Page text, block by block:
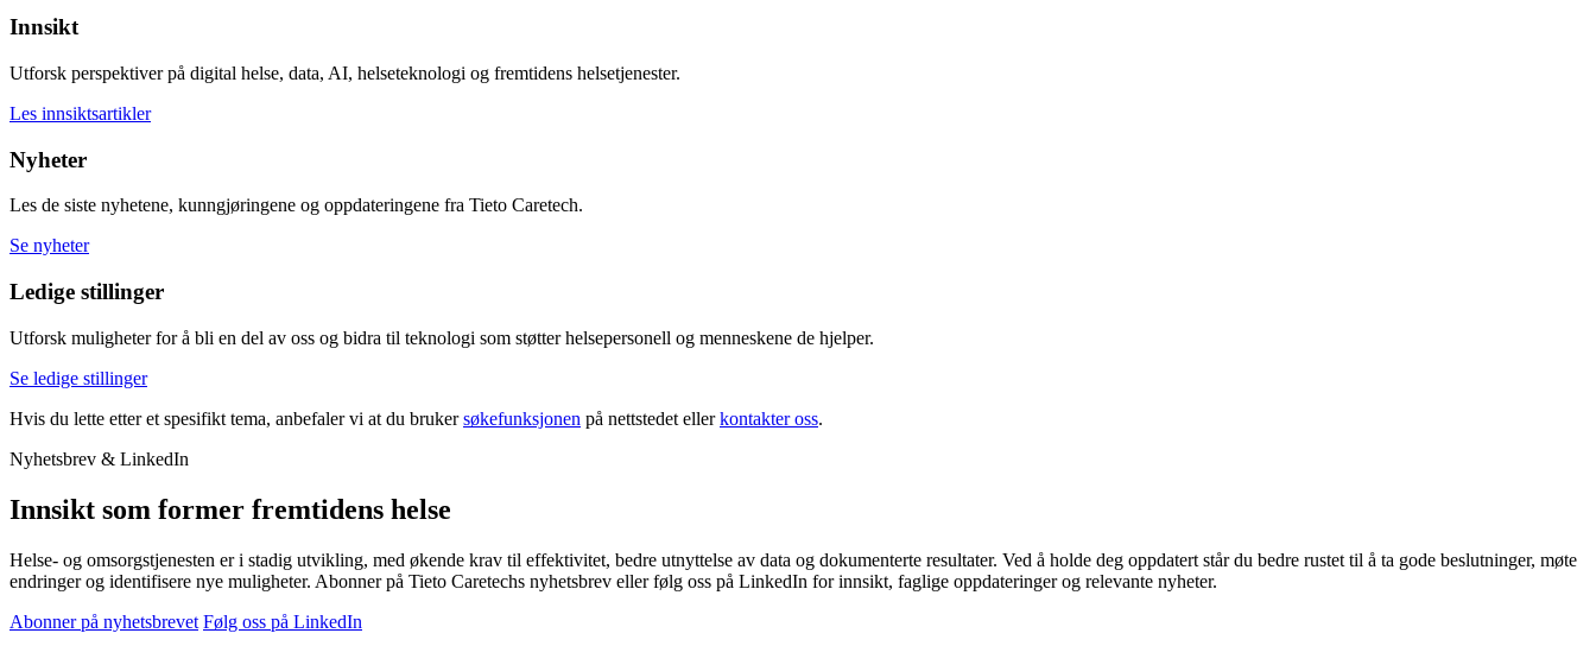
Innsikt
Utforsk perspektiver på digital helse, data, AI, helseteknologi og fremtidens helsetjenester.
Les innsiktsartikler
Nyheter
Les de siste nyhetene, kunngjøringene og oppdateringene fra Tieto Caretech.
Se nyheter
Ledige stillinger
Utforsk muligheter for å bli en del av oss og bidra til teknologi som støtter helsepersonell og menneskene de hjelper.
Se ledige stillinger
Hvis du lette etter et spesifikt tema, anbefaler vi at du brukersøkefunksjonen på nettstedet ellerkontakter oss.
Nyhetsbrev & LinkedIn
Innsikt som former fremtidens helse
Helse- og omsorgstjenesten er i stadig utvikling, med økende krav til effektivitet, bedre utnyttelse av data og dokumenterte resultater. Ved å holde deg oppdatert står du bedre rustet til å ta gode beslutninger, møte
endringer og identifisere nye muligheter. Abonner på Tieto Caretechs nyhetsbrev eller følg oss på LinkedIn for innsikt, faglige oppdateringer og relevante nyheter.
Abonner på nyhetsbrevet Følg oss på LinkedIn